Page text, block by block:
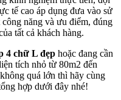
tế cao áp dụng đưa vào sử
năng và ưu điểm, đúng
tất cả khách hàng.
4 chữ L đẹp hoặc đang cần
tích nhỏ từ 80m2 đến
quá lớn thì hãy cùng
hợp dưới đây nhé!